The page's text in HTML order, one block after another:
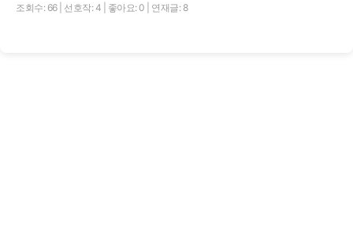
조회수: 66 선호작: 4 좋아요: 0 연재글: 8